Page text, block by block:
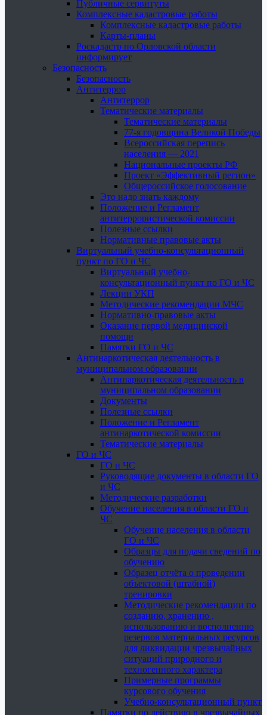
Публичные сервитуты
Комплексные кадастровые работы
Комплексные кадастровые работы
Карты-планы
Роскадастр по Орловской области
информирует
Безопасность
Безопасность
Антитеррор
Антитеррор
Тематические материалы
Тематические материалы
77-я годовщина Великой Победы
Всероссийская перепись
населения — 2021
Национальные проекты РФ
Проект «Эффективный регион»
Общероссийское голосование
Это надо знать каждому
Положение и Регламент
антитеррористической комиссии
Полезные ссылки
Нормативные правовые акты
Виртуальный учебно-консультационный
пункт по ГО и ЧС
Виртуальный учебно-
консультационный пункт по ГО и ЧС
Лекции УКП
Методические рекомендации МЧС
Нормативно-правовые акты
Оказание первой медицинской
помощи
Памятки ГО и ЧС
Антинаркотическая деятельность в
муниципальном образовании
Антинаркотическая деятельность в
муниципальном образовании
Документы
Полезные ссылки
Положение и Регламент
антинаркотической комиссии
Тематические материалы
ГО и ЧС
ГО и ЧС
Руководящие документы в области ГО
и ЧС
Методические разработки
Обучение населения в области ГО и
ЧС
Обучение населения в области
ГО и ЧС
Образцы для подачи сведений по
обучению
Образец отчёта о проведении
объектовой (штабной)
тренировки
Методические рекомендации по
созданию, хранению ,
использованию и восполнению
резервов материальных ресурсов
для ликвидации чрезвычайных
ситуаций природного и
техногенного характера
Примерные программы
курсового обучения
Учебно-консультационный пункт
Памятки по действию в чрезвычайных